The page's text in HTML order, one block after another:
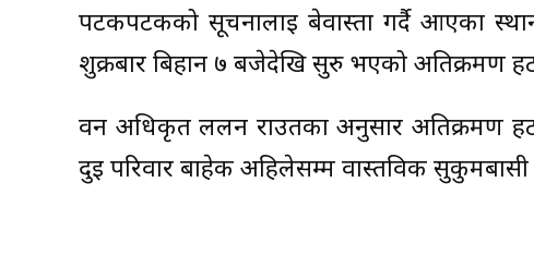
पटकपटकको सूचनालाई बेवास्ता गर्दै आएका
शुक्रबार बिहान ७ बजेदेखि सुरु भएको अतिक्रमण
वन अधिकृत ललन राउतका अनुसार अतिक्रमण
दुई परिवार बाहेक अहिलेसम्म वास्तविक सुकुमबासी